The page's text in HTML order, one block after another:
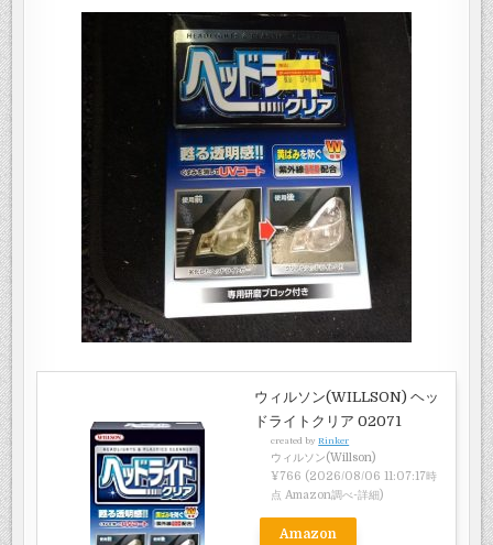
ウィルソン(WILLSON) ヘッ
ドライトクリア 02071
created byRinker
ウィルソン(Willson)
¥766 (2026/08/06 11:07:17時
点 Amazon調べ-詳細)
Amazon